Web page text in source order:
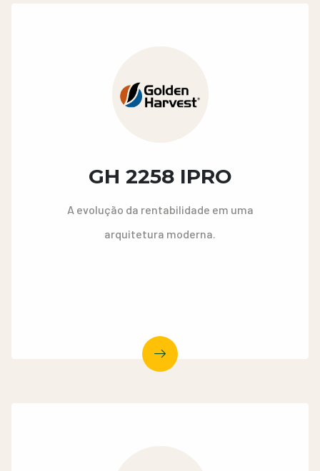
GH 2258 IPRO
A evolução da rentabilidade em uma
arquitetura moderna.